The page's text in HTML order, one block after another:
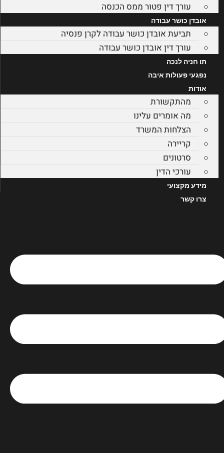
עורך דין פטור ממס הכנסה
אובדן כושר עבודה
תביעת אובדן כושר עבודה לקרן פנסיה
עורך דין אובדן כושר עבודה
תו חניה לנכה
נפגעי פעולות איבה
אודות
מהתקשורת
מה אומרים עלינו
הצלחות המשרד
קריירה
סרטונים
עורכי הדין
מידע מקצועי
צרו קשר